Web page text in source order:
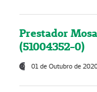
Prestador
(51004352-0)
01 de Outubro de